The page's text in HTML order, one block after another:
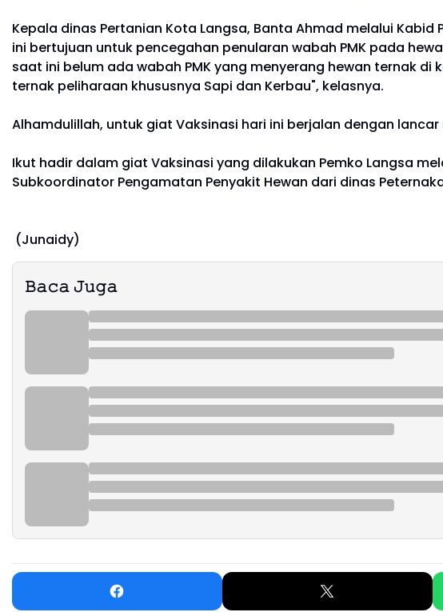
Kepala dinas Pertanian Kota Langsa, Banta Ahmad melalui
ini bertujuan untuk pencegahan penularan wabah PMK pada
saat ini belum ada wabah PMK yang menyerang hewan ternak
ternak peliharaan khususnya Sapi dan Kerbau", kelasnya.
Alhamdulillah, untuk giat Vaksinasi hari ini berjalan dengan
Ikut hadir dalam giat Vaksinasi yang dilakukan Pemko Langsa
Subkoordinator Pengamatan Penyakit Hewan dari dinas
(Junaidy)
𝙱𝚊𝚌𝚊 𝙹𝚞𝚐𝚊